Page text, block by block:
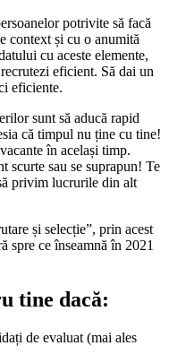
potrivite să facă
context și cu o anumită
cu aceste elemente,
eficient. Să dai un
eficiente.
sunt să aducă rapid
că timpul nu ține cu tine!
în același timp.
scurte sau se suprapun! Te
privim lucrurile din alt
și selecție”, prin acest
spre ce înseamnă în 2021
tine dacă:
de evaluat (mai ales